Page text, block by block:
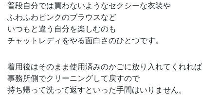
普段自分では買わないようなセクシーな衣装や
ふわふわピンクのブラウスなど
いつもと違う自分を楽しむのも
チャットレディをやる面白さのひとつです。
着用後はそのまま使用済みのかごに放り入れてくれれば
事務所側でクリーニングして戻すので
持ち帰って洗って返すといった手間はいりません。